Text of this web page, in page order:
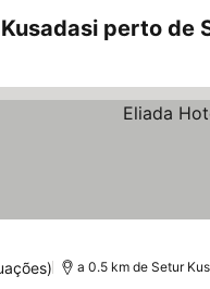
perto de
a 0.5 km de Setur